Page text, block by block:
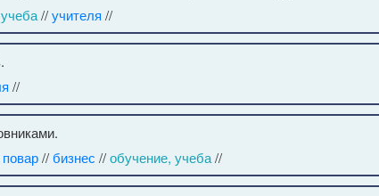
//учителя //
//
повар//бизнес //обучение, учеба//